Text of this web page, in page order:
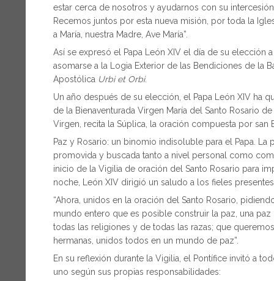
estar cerca de nosotros y ayudarnos con su
Recemos juntos por esta nueva misión, por toda la
a María, nuestra Madre, Ave María”.
Así se expresó el Papa León XIV el día de su elección
asomarse a la Logia Exterior de las Bendiciones de la
Apostólica Urbi et Orbi.
Un año después de su elección, el Papa León XIV ha
de la Bienaventurada Virgen María del Santo Rosario
Virgen, recita la Súplica, la oración compuesta por
Paz y Rosario: un binomio indisoluble para el Papa.
promovida y buscada tanto a nivel personal como
inicio de la Vigilia de oración del Santo Rosario para
noche, León XIV dirigió un saludo a los fieles
“Ahora, unidos en la oración del Santo Rosario,
mundo entero que es posible construir la paz, una
todas las religiones y de todas las razas; que
hermanas, unidos todos en un mundo de paz”.
En su reflexión durante la Vigilia, el Pontífice invitó a
uno según sus propias responsabilidades: